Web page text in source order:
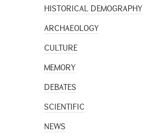
HISTORICAL DEMOGRAPHY
ARCHAEOLOGY
CULTURE
MEMORY
DEBATES
SCIENTIFIC
NEWS